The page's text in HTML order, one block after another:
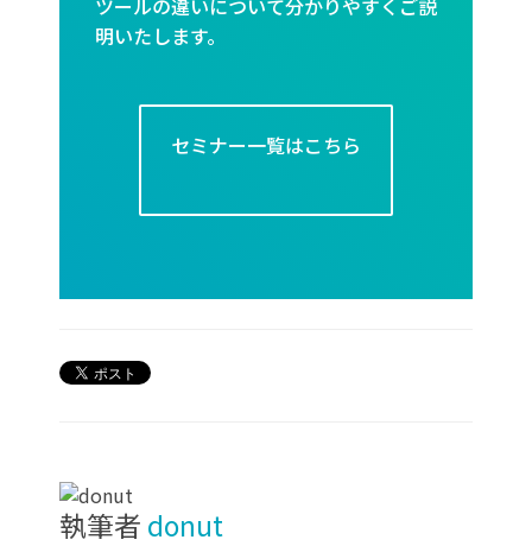
明いたします。
セミナー一覧はこちら
執筆者 donut